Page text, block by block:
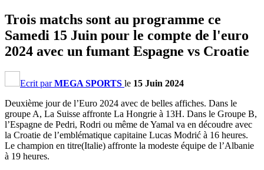
Trois matchs sont au programme ce
Samedi 15 Juin pour le compte de l'euro
2024 avec un fumant Espagne vs Croatie
Ecrit parMEGA SPORTS le 15 Juin 2024
Deuxième jour de l’Euro 2024 avec de belles affiches. Dans le
groupe A, La Suisse affronte La Hongrie à 13H. Dans le Groupe B,
l’Espagne de Pedri, Rodri ou même de Yamal va en découdre avec
la Croatie de l’emblématique capitaine Lucas Modrić à 16 heures.
Le champion en titre(Italie) affronte la modeste équipe de l’Albanie
à 19 heures.